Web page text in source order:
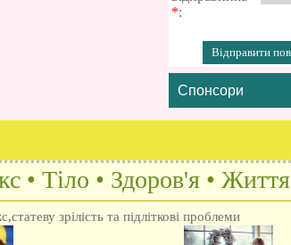
*:
Спонсори
• Тіло • Здоров'я • Життя
зрілість та підліткові проблеми